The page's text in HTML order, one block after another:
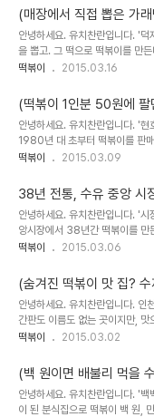
2세대 3세대..
(매장에서 직접 뽑은 가
이) 경상도식 떡볶이, 떡
니 -덕자네 방앗간
안녕하세요. 유치찬란입니다. '
을 뽑고. 그 떡으로 떡볶이를 만
가지고 있다고 하는 경북 영주 출
서 차리..
떡볶이 2015.03.16
(떡볶이 1인분 50원에 팔
부천남 초등학교 앞 떡볶
안녕하세요. 유치찬란입니다. '현
1980년 대 초부터 떡볶이를 판
했던 곳이지만, 다시 한 번 방문
위해 온 꼬..
떡볶이 2015.03.09
38년 전통, 수유 중앙 시
장 떡볶이
안녕하세요. 유치찬란입니다. '
앙시장에서 38년간 떡볶이를 만
구조 변경 공사 후 시장 內 삼우
를 다녔..
떡볶이 2015.03.06
(숨겨진 떡볶이 맛 집? 수제 김말이가 예술이야! ) 인
천시 서구 마전동. 검단
가봤더니
안녕하세요. 유치찬란입니다. 인
간판도 이름도 없는 곳이지만, 맛
서 찾아가봤습니다. 2015년 2월
라면 지..
떡볶이 2015.03.02
(백 원이면 배불리 먹을
후) 세곡 초등학교 앞 추
백백 분식
안녕하세요. 유치찬란입니다. '
이 된 분식집으로 떡볶이 백 원,